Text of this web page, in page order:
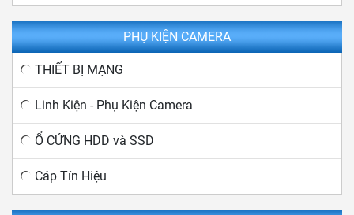
PHỤ KIỆN CAMERA
THIẾT BỊ MẠNG
Linh Kiện - Phụ Kiện Camera
Ổ CỨNG HDD và SSD
Cáp Tín Hiệu